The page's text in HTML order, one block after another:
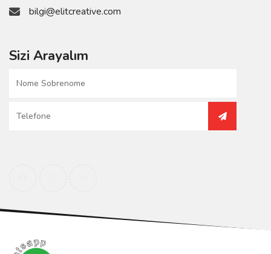
bilgi@elitcreative.com
Sizi Arayalım